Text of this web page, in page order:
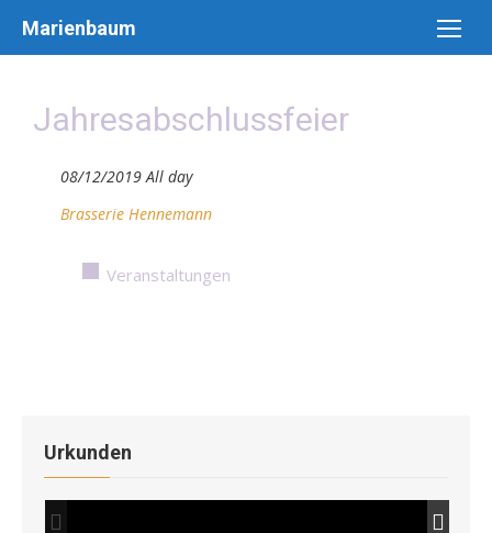
Marienbaum
Jahresabschlussfeier
08/12/2019 All day
Brasserie Hennemann
Veranstaltungen
Urkunden